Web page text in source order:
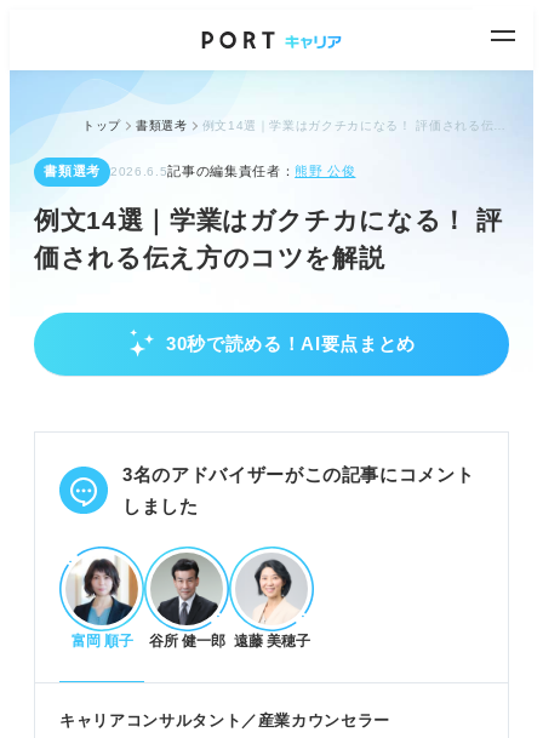
トップ 書類選考
書類選考 2026.6.5記事の編集責任者：熊野 公俊
例文14選｜学業はガクチカになる！ 評
価される伝え方のコツを解説
30秒で読める！AI要点まとめ
企業が学業ガクチカを聞く理由と評価ポイント
POINT：学業ガクチカは「勉強しかしてない」と思
われがちだが、対処法がある。
評価される学業ガクチカの構成と差別化の秘訣
結論から学びまで6ステップで構成する。
企業が求める人物像とマッチさせアピールする。
例：研究でフォロワー300人増、客観的分析力と提
3名のアドバイザーがこの記事にコメント
しました
富岡 順子 谷所 健一郎 遠藤 美穂子
キャリアコンサルタント／産業カウンセラー